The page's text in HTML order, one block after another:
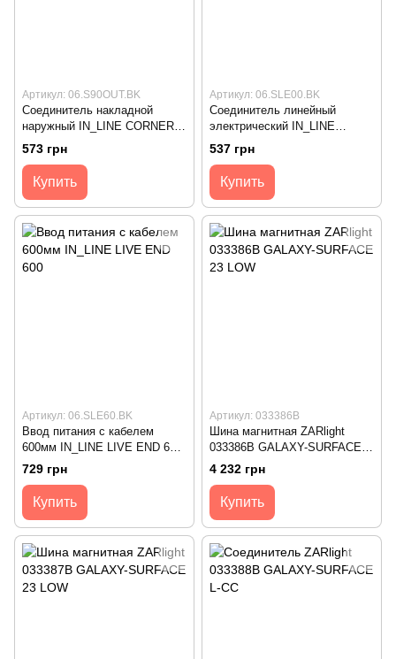
Артикул: 06.S90OUT.BK
Соединитель накладной
наружный IN_LINE CORNER S
OUT, черный (06.S90OUT.BK)
573 грн
Купить
Артикул: 06.SLE00.BK
Соединитель линейный
электрический IN_LINE
ELECTRICAL JOINT, черный
(06.SLE00.BK)
537 грн
Купить
Артикул: 06.SLE60.BK
Ввод питания с кабелем
600мм IN_LINE LIVE END 600,
Black
729 грн
Купить
Артикул: 033386B
Шина магнитная ZARlight
033386B GALAXY-SURFACE
23 LOW
4 232 грн
Купить